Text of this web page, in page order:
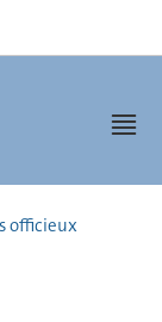
officieux